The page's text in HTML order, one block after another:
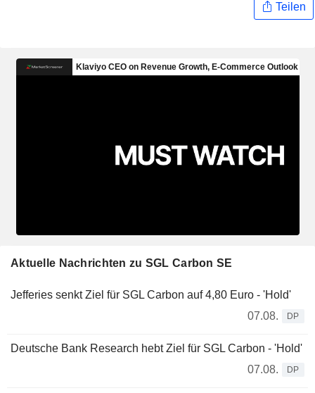
Teilen
Aktuelle Nachrichten zu SGL Carbon SE
Jefferies senkt Ziel für SGL Carbon auf 4,80 Euro - 'Hold'
07.08.
DP
Deutsche Bank Research hebt Ziel für SGL Carbon - 'Hold'
07.08.
DP